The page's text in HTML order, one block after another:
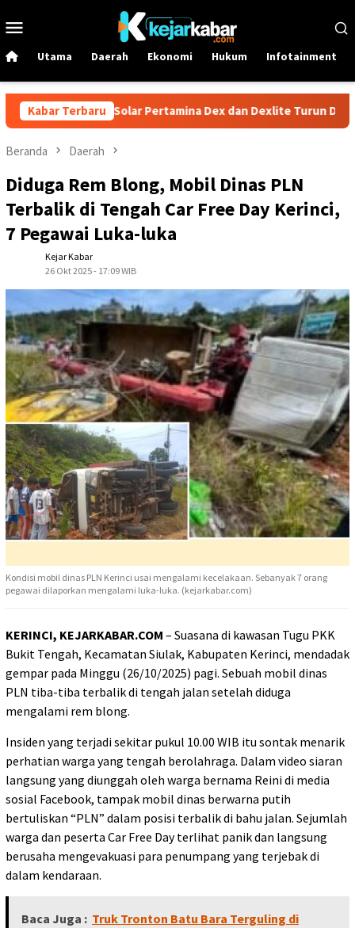
ke
Mobile
Utama Daerah Ekonomi Hukum Infotainment
Kabar Terbaru
Harga Solar Pertamina Dex dan Dexlite Turun Drastis, Cek
Beranda Daerah
Diduga Rem Blong, Mobil Dinas PLN
Terbalik di Tengah Car Free Day Kerinci,
7 Pegawai Luka-luka
Kejar Kabar
26 Okt 2025 - 17:09 WIB
Kondisi mobil dinas PLN Kerinci usai mengalami kecelakaan. Sebanyak 7 orang
pegawai dilaporkan mengalami luka-luka. (kejarkabar.com)
KERINCI, KEJARKABAR.COM – Suasana di kawasan Tugu PKK
Bukit Tengah, Kecamatan Siulak, Kabupaten Kerinci, mendadak
gempar pada Minggu (26/10/2025) pagi. Sebuah mobil dinas
PLN tiba-tiba terbalik di tengah jalan setelah diduga
mengalami rem blong.
Insiden yang terjadi sekitar pukul 10.00 WIB itu sontak menarik
perhatian warga yang tengah berolahraga. Dalam video siaran
langsung yang diunggah oleh warga bernama Reini di media
sosial Facebook, tampak mobil dinas berwarna putih
bertuliskan “PLN” dalam posisi terbalik di bahu jalan. Sejumlah
warga dan peserta Car Free Day terlihat panik dan langsung
berusaha mengevakuasi para penumpang yang terjebak di
dalam kendaraan.
Baca Juga : Truk Tronton Batu Bara Terguling di